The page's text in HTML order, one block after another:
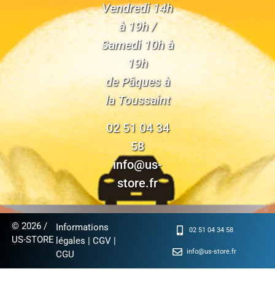
Vendredi 14h
à 19h /
Samedi 10h à
19h
de Pâques à
la Toussaint
02 51 04 34
58
info@us-
store.fr
© 2026 /
US-STORE
Informations
légales |CGV |
CGU
02 51 04 34 58
info@us-store.fr